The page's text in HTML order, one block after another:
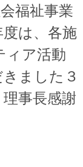
福祉事業
は、各施
ィア活動
ました３
事長感謝